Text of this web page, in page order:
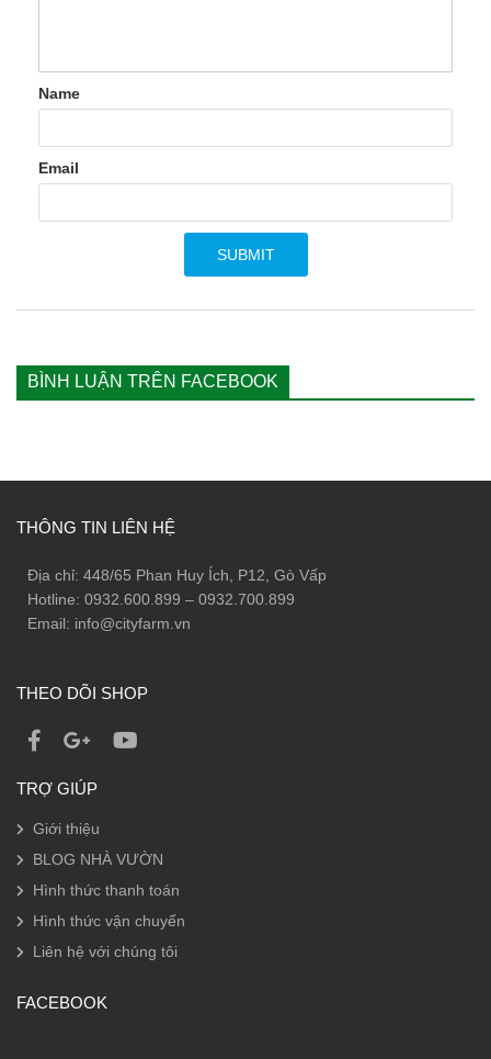
Name
Email
BÌNH LUẬN TRÊN FACEBOOK
THÔNG TIN LIÊN HỆ
Địa chỉ: 448/65 Phan Huy Ích, P12, Gò Vấp
Hotline: 0932.600.899 – 0932.700.899
Email: info@cityfarm.vn
THEO DÕI SHOP
TRỢ GIÚP
Giới thiệu
BLOG NHÀ VƯỜN
Hình thức thanh toán
Hình thức vận chuyển
Liên hệ với chúng tôi
FACEBOOK